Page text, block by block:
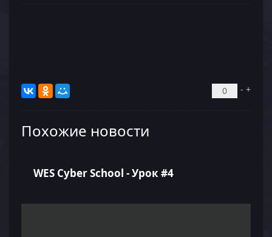
-
0 +
Похожие новости
WES Cyber School - Урок #4